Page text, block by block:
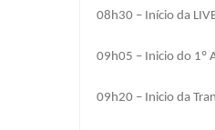
08h30 – Início da
09h05 – Inicio do 1º
09h20 – Inicio da